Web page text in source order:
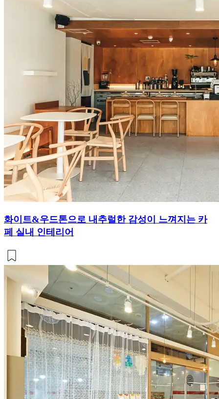
화이트&우드톤으로 내추럴한 감성이 느껴지는 카
페 실내 인테리어